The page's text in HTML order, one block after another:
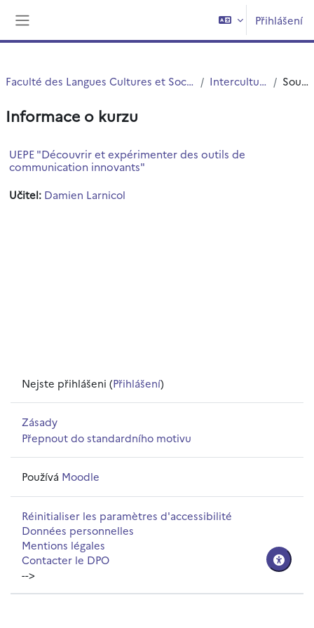
Přihlášení
Faculté des Langues Cultures et Sociétés (FLCS) Interculturalité Souhrn
Informace o kurzu
UEPE "Découvrir et expérimenter des outils de
communication innovants"
Učitel: Damien Larnicol
Nejste přihlášeni (Přihlášení)
Zásady
Přepnout do standardního motivu
Používá Moodle
Réinitialiser les paramètres d'accessibilité
Données personnelles
Mentions légales
Contacter le DPO
-->